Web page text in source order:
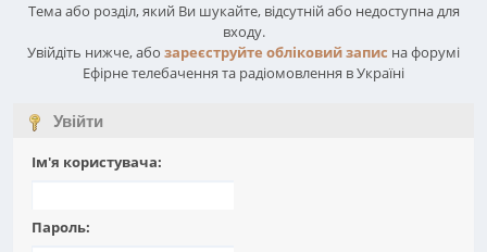
Тема або розділ, який Ви шукайте, відсутній або недоступна для
входу.
Увійдіть нижче, або зареєструйте обліковий запис на форумі
Ефірне телебачення та радіомовлення в Україні
Увійти
Ім'я користувача:
Пароль: